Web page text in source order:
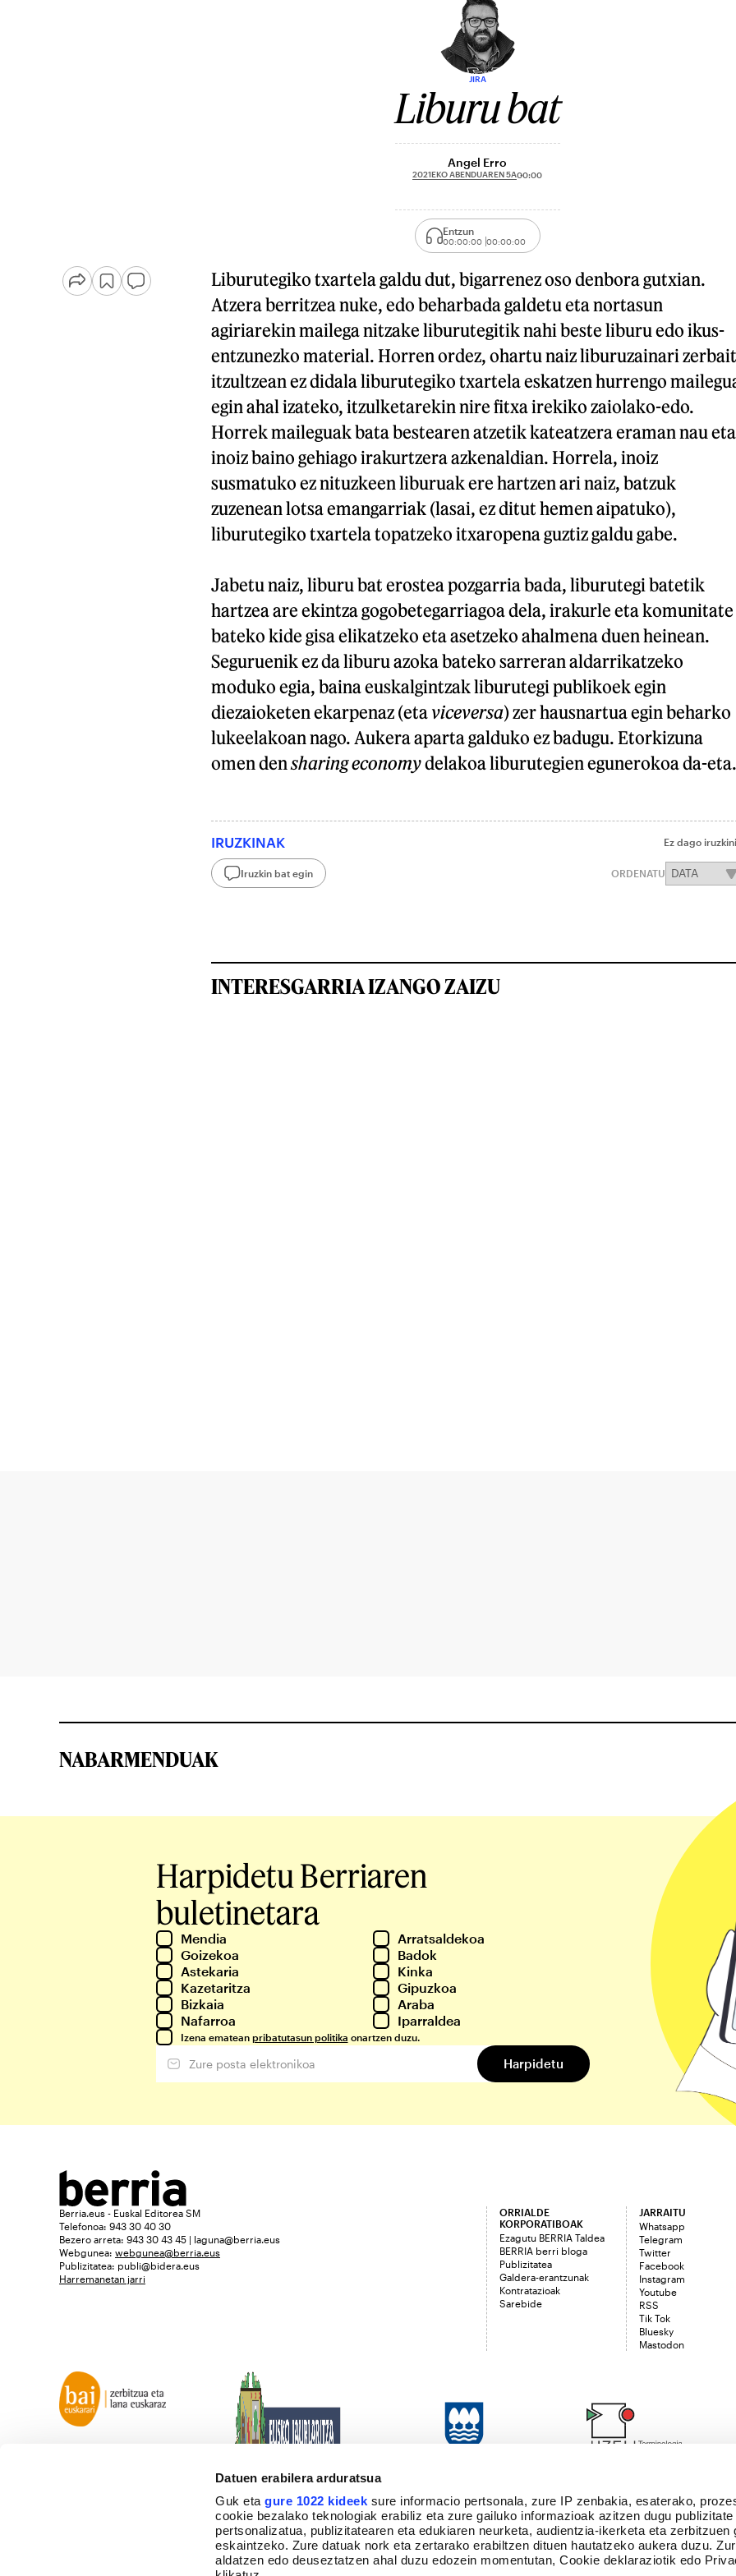
Datuen erabilera arduratsua
Guk etagure 1022 kideek sure informacio pertsonala, zure IP zenbakia, esaterako,
cookie bezalako teknologiak erabiliz eta zure gailuko informazioak azitzen dugu
pertsonalizatua, publizitatearen eta edukiaren neurketa, audientzia-ikerketa eta zerbitzuen
eskaintzeko. Zure datuak nork eta zertarako erabiltzen dituen hautatzeko aukera duzu.
aldatzen edo deuseztatzen ahal duzu edozein momentutan, Cookie deklaraziotik edo
JIRA
Liburu bat
Angel Erro
2021EKO ABENDUAREN 5A00:00
Entzun
00:00:00 00:00:00
Liburutegiko txartela galdu dut, bigarrenez oso denbora gutxian.
Atzera berritzea nuke, edo beharbada galdetu eta nortasun
agiriarekin mailega nitzake liburutegitik nahi beste liburu edo ikus-
entzunezko material. Horren ordez, ohartu naiz liburuzainari zerbait
itzultzean ez didala liburutegiko txartela eskatzen hurrengo
egin ahal izateko, itzulketarekin nire fitxa irekiko zaiolako-edo.
Horrek maileguak bata bestearen atzetik kateatzera eraman nau eta
inoiz baino gehiago irakurtzera azkenaldian. Horrela, inoiz
susmatuko ez nituzkeen liburuak ere hartzen ari naiz, batzuk
zuzenean lotsa emangarriak (lasai, ez ditut hemen aipatuko),
liburutegiko txartela topatzeko itxaropena guztiz galdu gabe.
Jabetu naiz, liburu bat erostea pozgarria bada, liburutegi batetik
hartzea are ekintza gogobetegarriagoa dela, irakurle eta komunitate
bateko kide gisa elikatzeko eta asetzeko ahalmena duen heinean.
Seguruenik ez da liburu azoka bateko sarreran aldarrikatzeko
moduko egia, baina euskalgintzak liburutegi publikoek egin
diezaioketen ekarpenaz (eta viceversa) zer hausnartua egin beharko
lukeelakoan nago. Aukera aparta galduko ez badugu. Etorkizuna
omen den sharing economydelakoa liburutegien egunerokoa da-eta.
IRUZKINAK Ez dago
Iruzkin bat egin ORDENATU
INTERESGARRIA IZANGO ZAIZU
NABARMENDUAK
Harpidetu Berriaren
buletinetara
Mendia
Arratsaldekoa
Goizekoa
Badok
Astekaria
Kinka
Kazetaritza
Gipuzkoa
Bizkaia
Araba
Nafarroa
Iparraldea
Izena ematean pribatutasun politika onartzen duzu.
Berria.eus - Euskal Editorea SM
Telefonoa: 943 30 40 30
Bezero arreta: 943 30 43 45 | laguna@berria.eus
Webgunea: webgunea@berria.eus
Publizitatea: publi@bidera.eus
Harremanetan jarri
ORRIALDE
KORPORATIBOAK
Ezagutu BERRIA Taldea
BERRIA berri bloga
Publizitatea
Galdera-erantzunak
Kontratazioak
Sarebide
JARRAITU
Whatsapp
Telegram
Twitter
Facebook
Instagram
Youtube
RSS
Tik Tok
Bluesky
Mastodon